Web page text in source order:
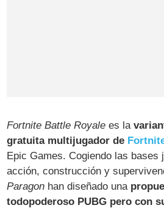
Fortnite Battle Royale es la
gratuita multijugador de
Epic Games. Cogiendo las bases
acción, construcción y
Paragon han diseñado una
todopoderoso PUBG pero con